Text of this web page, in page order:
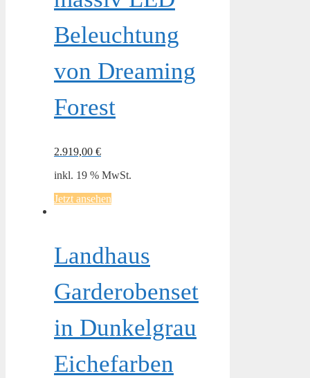
Beleuchtung
von Dreaming
Forest
2.919,00 €
inkl. 19 % MwSt.
Jetzt ansehen
Landhaus
Garderobenset
in Dunkelgrau
Eichefarben